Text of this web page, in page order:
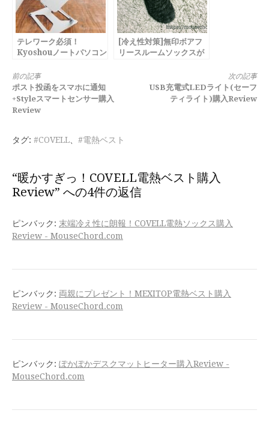
テレワーク必須！
Kyoshouノートパソコン
[冷え性対策]無印ボアフ
リースルームソックスが
続
き
読
む
前の記事
ポスト投函をスマホに通知
+Styleスマートセンサー購入
Review
次の記事
USB充電式LEDライト(セーフ
ティライト)購入Review
タグ: #COVELL #電熱ベスト
“暖かすぎっ！COVELL電熱ベスト購入
Review” への4件の返信
ピンバック: 末端冷え性に朗報！COVELL電熱ソックス購入
Review - MouseChord.com
ピンバック: 両親にプレゼント！MEXITOP電熱ベスト購入
Review - MouseChord.com
ピンバック: ぽかぽかデスクマットヒーター購入Review -
MouseChord.com